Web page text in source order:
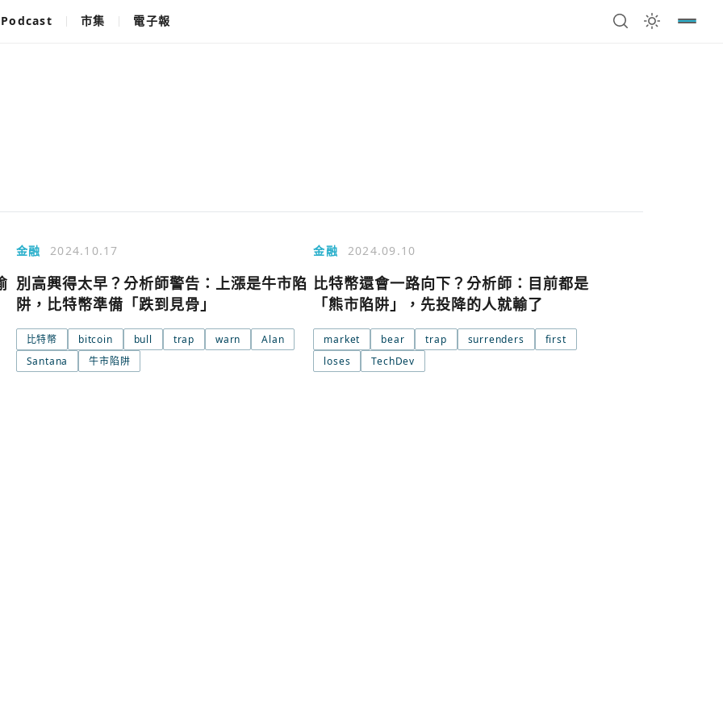
Podcast 市集 電子報
金融 2024.10.17
別高興得太早？分析師警告：上漲是牛市陷
阱，比特幣準備「跌到見骨」
比特幣 bitcoin bull trap warn
Alan
Santana
牛市陷阱
金融 2024.09.10
比特幣還會一路向下？分析師：目前都是
「熊市陷阱」，先投降的人就輸了
market bear trap surrenders
first
loses
TechDev